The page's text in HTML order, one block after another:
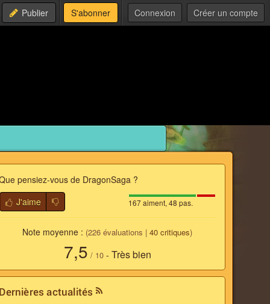
Publier S'abonner Connexion Créer un compte
pensiez-vous de DragonSaga ?
167 aiment, 48 pas.
J'aime
Note moyenne : (226 évaluations |40 critiques)
7,5 / 10- Très bien
Dernières actualités